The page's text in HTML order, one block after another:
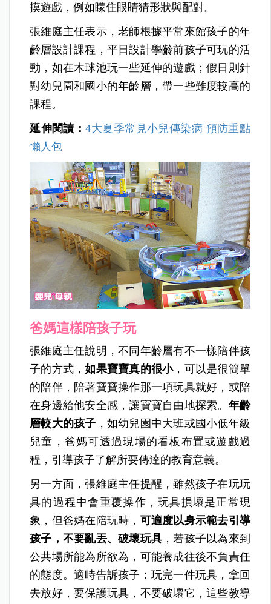
摸遊戲，例如矇住眼睛猜形狀與配對。
張維庭主任表示，老師根據平常來館孩子的年
齡層設計課程，平日設計學齡前孩子可玩的活
動，如在木球池玩一些延伸的遊戲；假日則針
對幼兒園和國小的年齡層，帶一些難度較高的
課程。
延伸閱讀：4大夏季常見小兒傳染病 預防重點
懶人包
爸媽這樣陪孩子玩
張維庭主任說明，不同年齡層有不一樣陪伴孩
子的方式，如果寶寶真的很小，可以是很簡單
的陪伴，陪著寶寶操作那一項玩具就好，或陪
在身邊給他安全感，讓寶寶自由地探索。 年齡
層較大的孩子 ，如幼兒園中大班或國小低年級
兒童，爸媽可透過現場的看板布置或遊戲過
程，引導孩子了解所要傳達的教育意義。
另一方面，張維庭主任提醒，雖然孩子在玩玩
具的過程中會重覆操作，玩具損壞是正常現
象，但爸媽在陪玩時， 可適度以身示範去引導
孩子，不要亂丟、破壞玩具 ，若孩子以為來到
公共場所能為所欲為，可能養成往後不負責任
的態度。適時告訴孩子：玩完一件玩具，拿回
去放好，要保護玩具，不要破壞它，這些教導